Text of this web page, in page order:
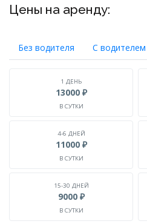
Цены на аренду:
Без водителя С водителем
1 ДЕНЬ
13000 ₽
В СУТКИ
4-6 ДНЕЙ
11000 ₽
В СУТКИ
15-30 ДНЕЙ
9000 ₽
В СУТКИ